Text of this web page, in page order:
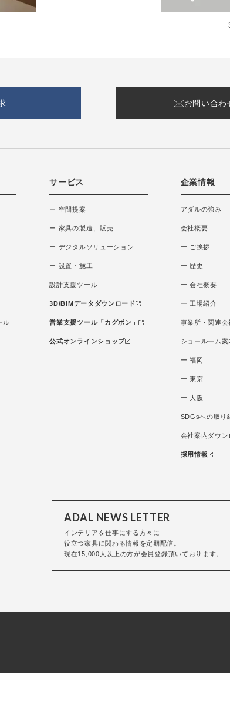
お問い合わ
ル
サービス
ー 空間提案
ー 家具の製造、販売
ー デジタルソリューション
ー 設置・施工
設計支援ツール
3D/BIMデータダウンロード
営業支援ツール「カグポン」
公式オンラインショップ
企業情報
アダルの強み
会社概要
ー ご挨拶
ー 歴史
ー 会社概要
ー 工場紹介
事業所・関連
ショールーム案
ー 福岡
ー 東京
ー 大阪
SDGsへの取り
会社案内ダウン
採用情報
ADAL NEWS LETTER
インテリアを仕事にする方々に
役立つ家具に関わる情報を定期配信。
現在15,000人以上の方が会員登録頂いております。